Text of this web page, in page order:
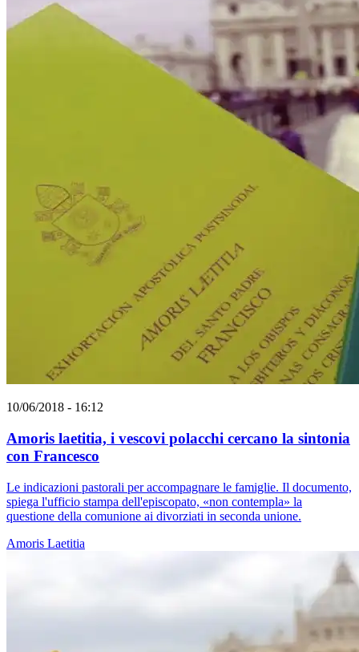
10/06/2018 - 16:12
Amoris laetitia, i vescovi polacchi cercano la sintonia
con Francesco
Le indicazioni pastorali per accompagnare le famiglie. Il documento,
spiega l'ufficio stampa dell'episcopato, «non contempla» la
questione della comunione ai divorziati in seconda unione.
Amoris Laetitia